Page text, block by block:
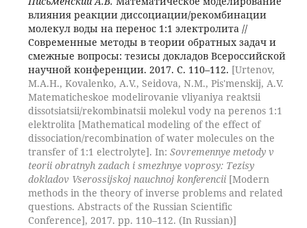
влияния реакции диссоциации/рекомбинации
молекул воды на перенос 1:1 электролита //
Современные методы в теории обратных задач и
смежные вопросы: тезисы докладов Всероссийской
научной конференции. 2017. С. 110–112. [Urtenov,
M.A.H., Kovalenko, A.V., Seidova, N.M., Pis'menskij, A.V.
Matematicheskoe modelirovanie vliyaniya reaktsii
dissotsiatsii/rekombinatsii molekul vody na perenos 1:1
elektrolita [Mathematical modeling of the effect of
dissociation/recombination of water molecules on the
transfer of 1:1 electrolyte]. In: Sovremennye metody v
teorii obratnyh zadach i smezhnye voprosy: Tezisy
dokladov Vserossijskoj nauchnoj konferencii[Modern
methods in the theory of inverse problems and related
questions. Abstracts of the Russian Scientific
Conference], 2017. pp. 110–112. (In Russian)]